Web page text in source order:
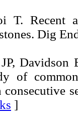
T. Recent
Dig
of
]